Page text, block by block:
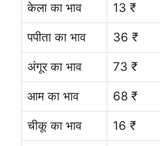
केला का भाव 13 ₹
पपीता का भाव 36 ₹
अंगूर का भाव 73 ₹
आम का भाव 68 ₹
चीकू का भाव 16 ₹